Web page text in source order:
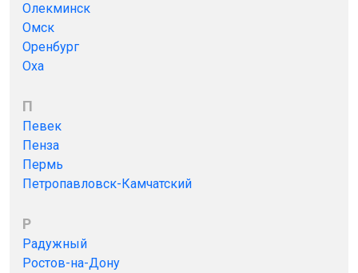
Олекминск
Омск
Оренбург
Оха
П
Певек
Пенза
Пермь
Петропавловск-Камчатский
Р
Радужный
Ростов-на-Дону